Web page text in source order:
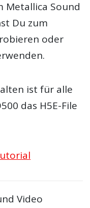
Metallica Sound
Du zum
oder
ist für alle
das H5E-File
Video